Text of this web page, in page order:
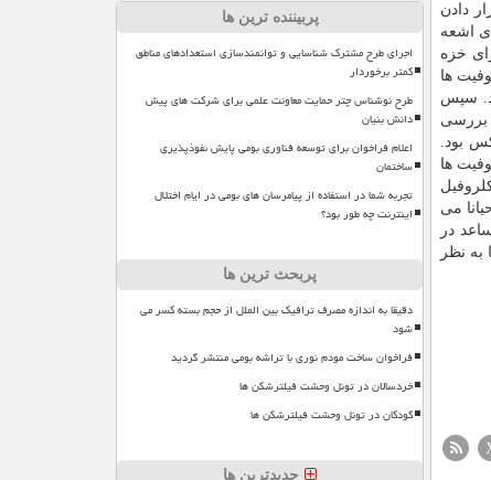
دادن
اشعه
خزه
ها
دادند و ۲۳۸ روز در آنجا ماندند. سپس
را بررسی
بود.
صورت دقیق تر بیشتر از ۸۰ درصد اسپوروفیت ها
در لابراتوار جوانه بزنند. سفر فضایی سبب کاهش ۲۰ درصد کلروفیل
می
در
درصد کلروفیل شد اما به نظر
پربیننده ترین ها
اجرای طرح مشترک شناسایی و توانمندسازی استعدادهای مناطق
کمتر برخوردار
طرح نوشناس چتر حمایت معاونت علمی برای شرکت های پیش
دانش بنیان
اعلام فراخوان برای توسعه فناوری بومی پایش نفوذپذیری
ساختمان
تجربه شما در استفاده از پیامرسان های بومی در ایام اختلال
اینترنت چه طور بود؟
پربحث ترین ها
دقیقا به اندازه مصرف ترافیک بین الملل از حجم بسته کسر می
شود
فراخوان ساخت مودم نوری با تراشه بومی منتشر گردید
خردسالان در تونل وحشت فیلترشکن ها
کودکان در تونل وحشت فیلترشکن ها
جدیدترین ها